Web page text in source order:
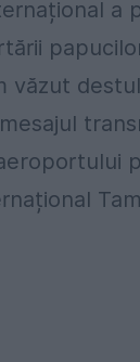
a
văzut